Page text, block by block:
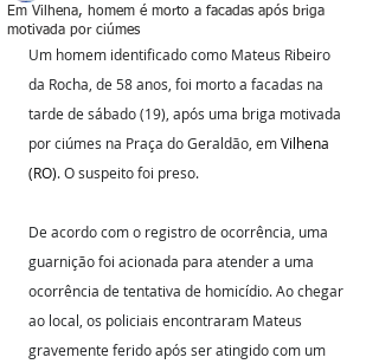
Em Vilhena, homem é morto a facadas após briga
motivada por ciúmes
Um homem identificado como Mateus Ribeiro
da Rocha, de 58 anos, foi morto a facadas na
tarde de sábado (19), após uma briga motivada
por ciúmes na Praça do Geraldão, em Vilhena
(RO). O suspeito foi preso.
De acordo com o registro de ocorrência, uma
guarnição foi acionada para atender a uma
ocorrência de tentativa de homicídio. Ao chegar
ao local, os policiais encontraram Mateus
gravemente ferido após ser atingido com um